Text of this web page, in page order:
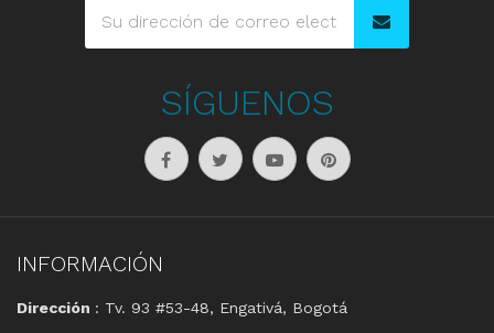
SÍGUENOS
INFORMACIÓN
Dirección : Tv. 93 #53-48, Engativá, Bogotá